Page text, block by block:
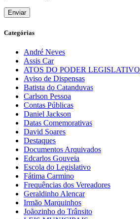
Categórias
André Neves
Assis Car
ATOS DO PODER LEGISLATIVO
Aviso de Dispensas
Batista do Catanduvas
Carlson Pessoa
Contas Públicas
Daniel Jackson
Datas Comemorativas
David Soares
Destaques
Documentos Arquivados
Edcarlos Gouveia
Escola do Legislativo
Fátima Carmino
Frequências dos Vereadores
Geraldinho Alencar
Irmão Marquinhos
Joãozinho do Trânsito